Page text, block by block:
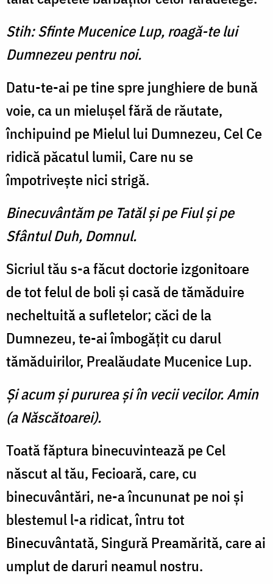
Stih: Sfinte Mucenice Lup, roagă-te lui
Dumnezeu pentru noi.
Datu-te-ai pe tine spre junghiere de bună
voie, ca un mieluşel fără de răutate,
închipuind pe Mielul lui Dumnezeu, Cel Ce
ridică păcatul lumii, Care nu se
împotriveşte nici strigă.
Binecuvântăm pe Tatăl şi pe Fiul şi pe
Sfântul Duh, Domnul.
Sicriul tău s-a făcut doctorie izgonitoare
de tot felul de boli şi casă de tămăduire
necheltuită a sufletelor; căci de la
Dumnezeu, te-ai îmbogăţit cu darul
tămăduirilor, Prealăudate Mucenice Lup.
Şi acum şi pururea şi în vecii vecilor. Amin
(a Născătoarei).
Toată făptura binecuvintează pe Cel
născut al tău, Fecioară, care, cu
binecuvântări, ne-a încununat pe noi şi
blestemul l-a ridicat, întru tot
Binecuvântată, Singură Preamărită, care ai
umplut de daruri neamul nostru.